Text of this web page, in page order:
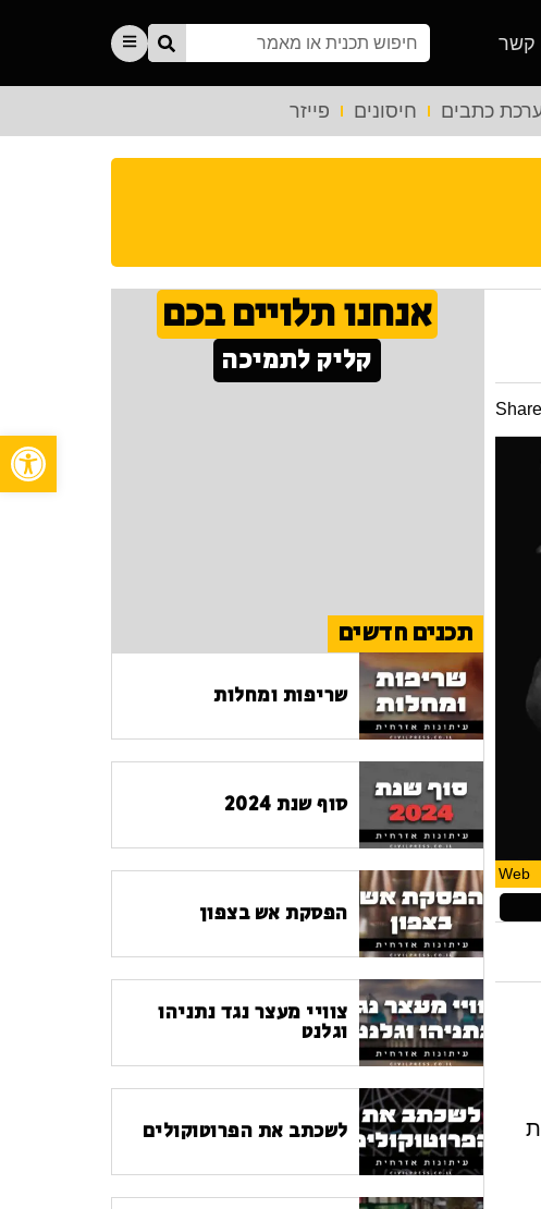
קשר
כתבים חיסונים פייזר
Share
Web
אנחנו תלויים בכם
קליק לתמיכה
תכנים חדשים
שריפות ומחלות
סוף שנת 2024
הפסקת אש בצפון
צוויי מעצר נגד נתניהו
וגלנט
לשכתב את הפרוטוקולים